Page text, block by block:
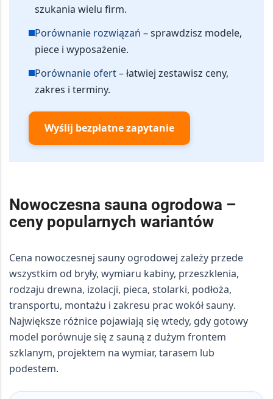
szukania wielu firm.
Porównanie rozwiązań – sprawdzisz modele,
piece i wyposażenie.
Porównanie ofert– łatwiej zestawisz ceny,
zakres i terminy.
Wyślij bezpłatne zapytanie
Nowoczesna sauna ogrodowa –
ceny popularnych wariantów
Cena nowoczesnej sauny ogrodowej zależy przede
wszystkim od bryły, wymiaru kabiny, przeszklenia,
rodzaju drewna, izolacji, pieca, stolarki, podłoża,
transportu, montażu i zakresu prac wokół sauny.
Największe różnice pojawiają się wtedy, gdy gotowy
model porównuje się z sauną z dużym frontem
szklanym, projektem na wymiar, tarasem lub
podestem.